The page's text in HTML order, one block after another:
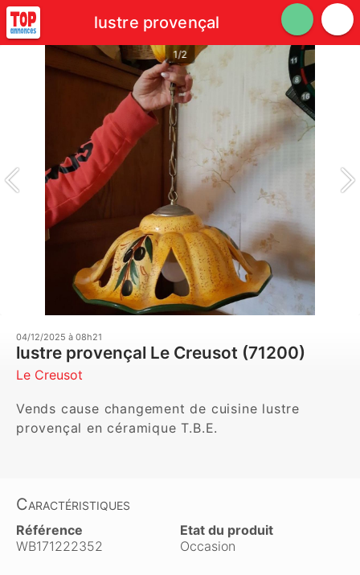
lustre provençal
1/2
04/12/2025 à 08h21
lustre provençal Le Creusot (71200)
Le Creusot
Vends cause changement de cuisine lustre
provençal en céramique T.B.E.
Caractéristiques
Référence
WB171222352
Etat du produit
Occasion